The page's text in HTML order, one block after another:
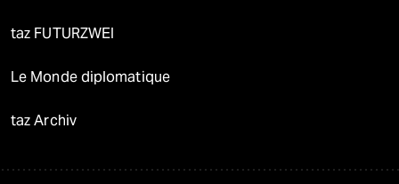
taz FUTURZWEI
Le Monde diplomatique
taz Archiv